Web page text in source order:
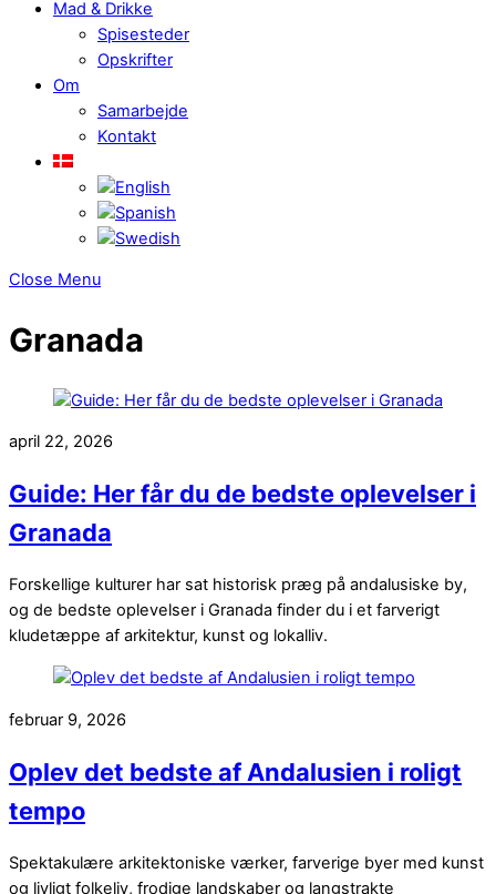
Mad & Drikke
Spisesteder
Opskrifter
Om
Samarbejde
Kontakt
Close Menu
Granada
april 22, 2026
Guide: Her får du de bedste oplevelser i
Granada
Forskellige kulturer har sat historisk præg på andalusiske by,
og de bedste oplevelser i Granada finder du i et farverigt
kludetæppe af arkitektur, kunst og lokalliv.
februar 9, 2026
Oplev det bedste af Andalusien i roligt
tempo
Spektakulære arkitektoniske værker, farverige byer med kunst
og livligt folkeliv, frodige landskaber og langstrakte